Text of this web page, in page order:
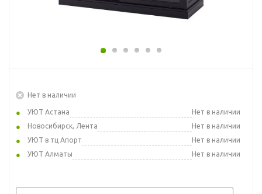
Нет в наличии
УЮТ Астана
Нет в наличии
Новосибирск, Лента
Нет в наличии
УЮТ в тц Апорт
Нет в наличии
УЮТ Алматы
Нет в наличии